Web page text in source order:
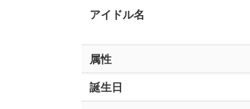
アイドル名
属性
誕生日